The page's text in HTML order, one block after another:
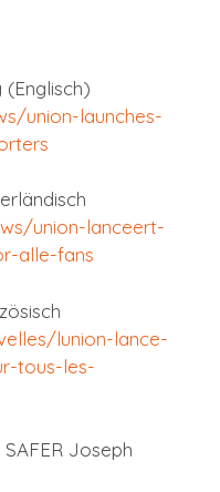
(Englisch)
union-launches-
union-lanceert-
alle-fans
lunion-lance-
tous-les-
Joseph